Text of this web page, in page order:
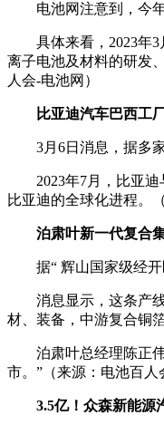
电池网注意到，今
具体来看，2023年
离子电池及材料的研发
人会-电池网）
比亚迪汽车巴西工
3月6日消息，据多
2023年7月，比亚
比亚迪的全球化进程。
泊肃叶新一代复合
据“ 辉山国家级经
消息显示，这条产
材、装备，中游复合铜
泊肃叶总经理陈正
市。”（来源：电池百人
3.5亿！众森新能源